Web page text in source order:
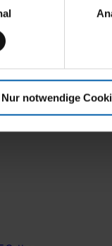
und Inhalte
zur Analyse und
wir in
und Web-
können Sie die
allgemeine
jederzeit Ihre
keine
Nur notwendige